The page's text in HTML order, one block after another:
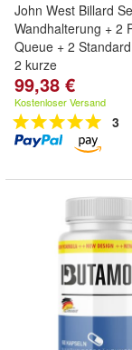
John West Billard
Wandhalterung + 2
Queue + 2
2 kurze
99,38 €
Kostenloser Versand
3